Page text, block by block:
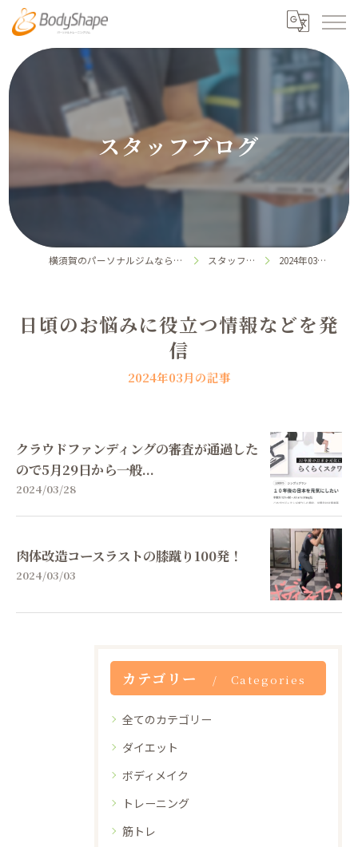
スタッフブログ
横須賀のパーソナルジムならボディシェイプ スタッフブログ 2024年03月の記事
日頃のお悩みに役立つ情報などを発
信
2024年03月の記事
クラウドファンディングの審査が通過した
ので5月29日から一般...
2024/03/28
肉体改造コースラストの膝蹴り100発！
2024/03/03
カテゴリー Categories
全てのカテゴリー
ダイエット
ボディメイク
トレーニング
筋トレ